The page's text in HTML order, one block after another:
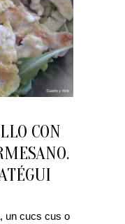
CON
un cucs cus o